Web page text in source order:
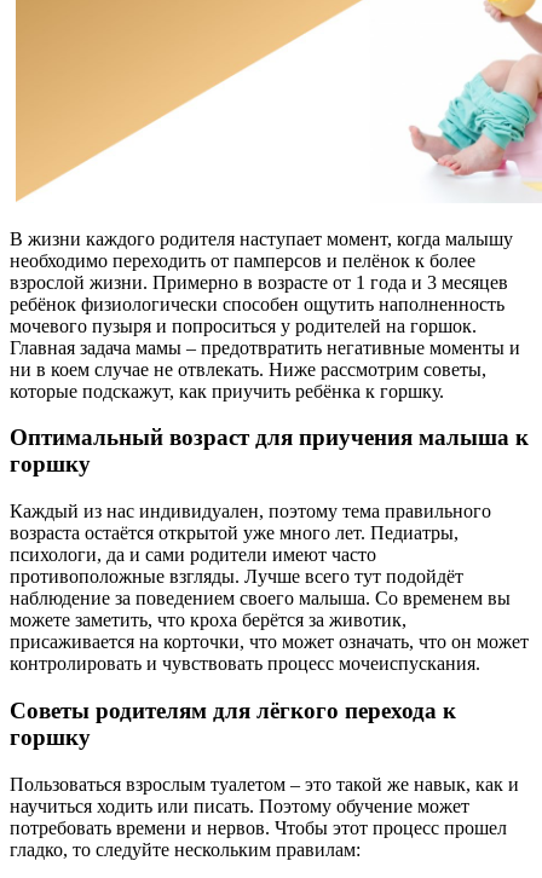
В жизни каждого родителя наступает момент, когда малышу
необходимо переходить от памперсов и пелёнок к более
взрослой жизни. Примерно в возрасте от 1 года и 3 месяцев
ребёнок физиологически способен ощутить наполненность
мочевого пузыря и попроситься у родителей на горшок.
Главная задача мамы – предотвратить негативные моменты и
ни в коем случае не отвлекать. Ниже рассмотрим советы,
которые подскажут, как приучить ребёнка к горшку.
Оптимальный возраст для приучения малыша к
горшку
Каждый из нас индивидуален, поэтому тема правильного
возраста остаётся открытой уже много лет. Педиатры,
психологи, да и сами родители имеют часто
противоположные взгляды. Лучше всего тут подойдёт
наблюдение за поведением своего малыша. Со временем вы
можете заметить, что кроха берётся за животик,
присаживается на корточки, что может означать, что он может
контролировать и чувствовать процесс мочеиспускания.
Советы родителям для лёгкого перехода к
горшку
Пользоваться взрослым туалетом – это такой же навык, как и
научиться ходить или писать. Поэтому обучение может
потребовать времени и нервов. Чтобы этот процесс прошел
гладко, то следуйте нескольким правилам: